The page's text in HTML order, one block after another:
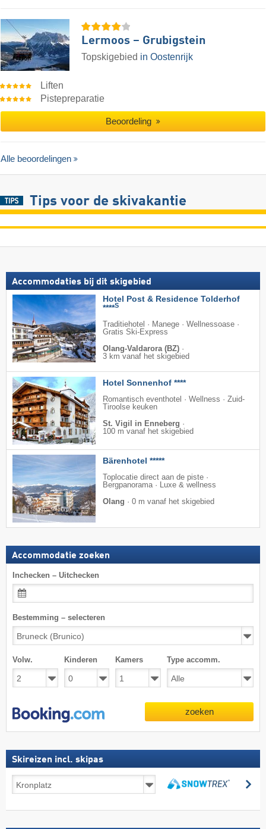
Lermoos – Grubigstein
Topskigebied in Oostenrijk
Liften
Pistepreparatie
Beoordeling
Alle beoordelingen
Tips voor de skivakantie
Accommodaties bij dit skigebied
Hotel Post & Residence Tolderhof
****S
Traditiehotel · Manege · Wellnessoase ·
Gratis Ski-Express
Olang-Valdarora (BZ) ·
3 km vanaf het skigebied
Hotel Sonnenhof ****
Romantisch eventhotel · Wellness · Zuid-
Tiroolse keuken
St. Vigil in Enneberg ·
100 m vanaf het skigebied
Bärenhotel *****
Toplocatie direct aan de piste ·
Bergpanorama · Luxe & wellness
Olang · 0 m vanaf het skigebied
Accommodatie zoeken
Inchecken – Uitchecken
Bestemming – selecteren
Volw. Kinderen Kamers Type accomm.
zoeken
Skireizen incl. skipas
incl.